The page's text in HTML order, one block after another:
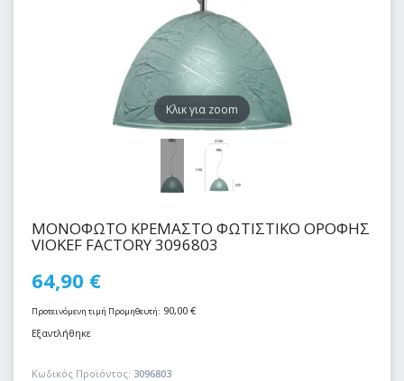
Kλικ για zoom
ΜΟΝΟΦΩΤΟ ΚΡΕΜΑΣΤΟ ΦΩΤΙΣΤΙΚΟ ΟΡΟΦΗΣ
VIOKEF FACTORY 3096803
64,90 €
Προτεινόμενη τιμή Προμηθευτή: 90,00 €
Εξαντλήθηκε
Κωδικός Προϊόντος: 3096803